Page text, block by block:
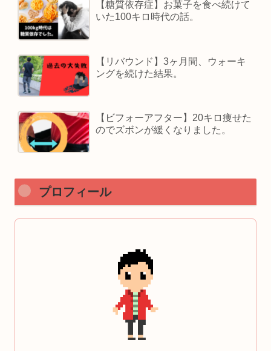
【糖質依存症】お菓子を食べ続けて
いた100キロ時代の話。
【リバウンド】3ヶ月間、ウォーキ
ングを続けた結果。
【ビフォーアフター】20キロ痩せた
のでズボンが緩くなりました。
プロフィール